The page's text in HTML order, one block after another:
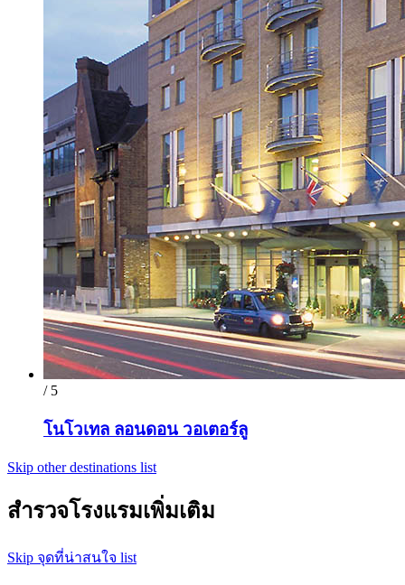
/ 5
โนโวเทล ลอนดอน วอเตอร์ลู
Skip other destinations list
สำรวจโรงแรมเพิ่มเติม
Skip จุดที่น่าสนใจ list